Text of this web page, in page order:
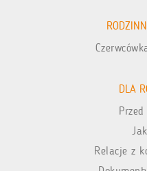
DLA
Relacje z